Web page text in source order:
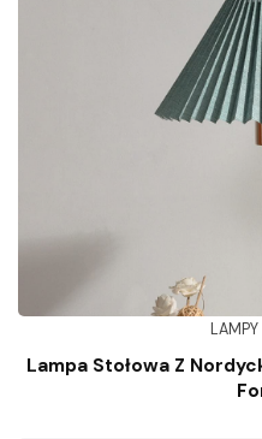
Lampa Stołowa Z